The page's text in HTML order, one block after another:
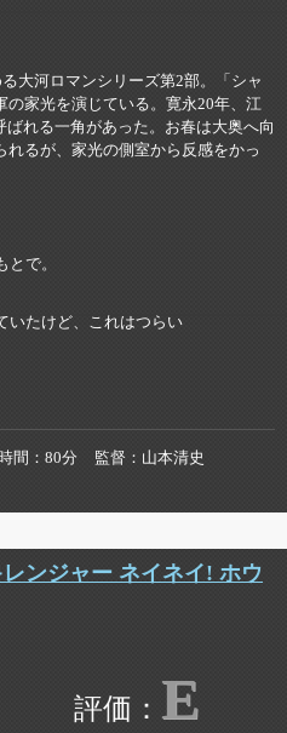
大河ロマンシリーズ第2部。「シャ
の家光を演じている。寛永20年、江
ばれる一角があった。お春は大奥へ向
るが、家光の側室から反感をかっ
で。
いたけど、これはつらい
時間 80分 監督
山本清史
ンジャー ネイネイ! ホウ
E